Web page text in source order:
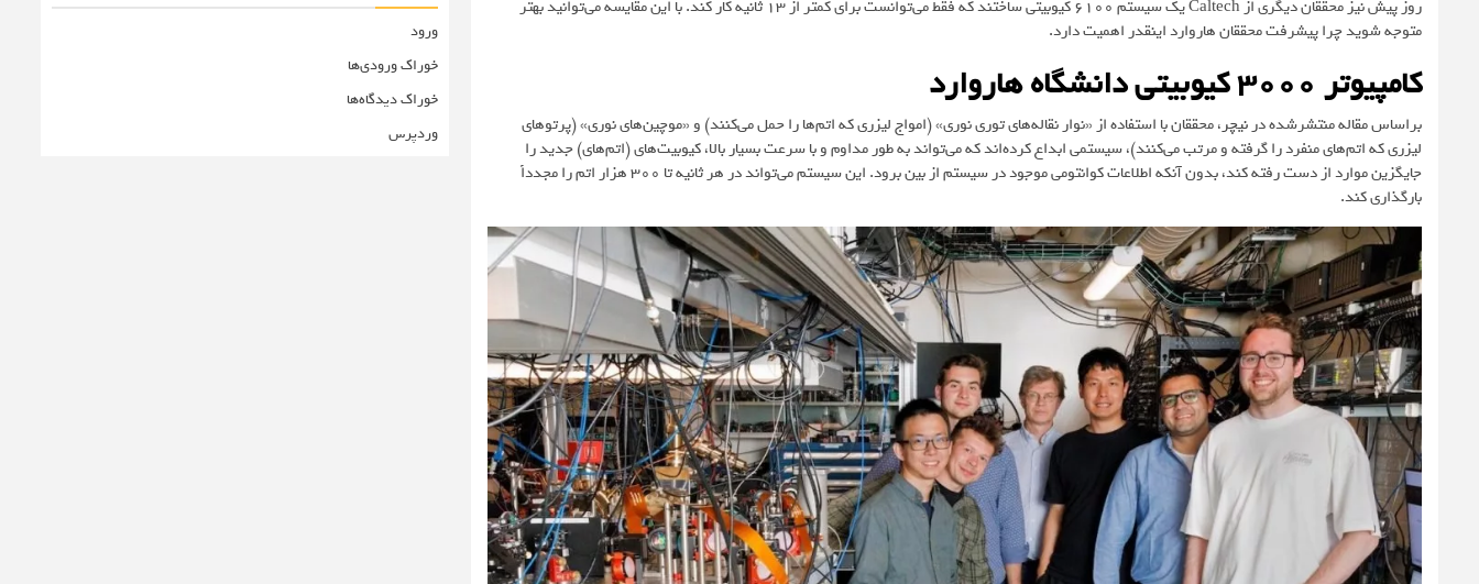
روز پیش نیز محققان دیگری از Caltech یک سیستم ۶۱۰۰ کیوبیتی ساختند که فقط می‌توانست برای کمتر از ۱۳ ثانیه کار کند. با این مقایسه می‌توانید بهتر
متوجه شوید چرا پیشرفت محققان هاروارد اینقدر اهمیت دارد.
کامپیوتر ۳۰۰۰ کیوبیتی دانشگاه هاروارد
براساس مقاله منتشرشده درنیچر، محققان با استفاده از «نوار نقاله‌های توری نوری» (امواج لیزری که اتم‌ها را حمل می‌کنند) و «موچین‌های نوری» (پرتوهای
لیزری که اتم‌های منفرد را گرفته و مرتب می‌کنند)، سیستمی ابداع کرده‌اند که می‌تواند به طور مداوم و با سرعت بسیار بالا، کیوبیت‌های (اتم‌های) جدید را
جایگزین موارد از دست رفته کند، بدون آنکه اطلاعات کوانتومی موجود در سیستم از بین برود. این سیستم می‌تواند در هر ثانیه تا 300 هزار اتم را مجدداً
بارگذاری کند.
ورود
خوراک ورودی‌ها
خوراک دیدگاه‌ها
وردپرس